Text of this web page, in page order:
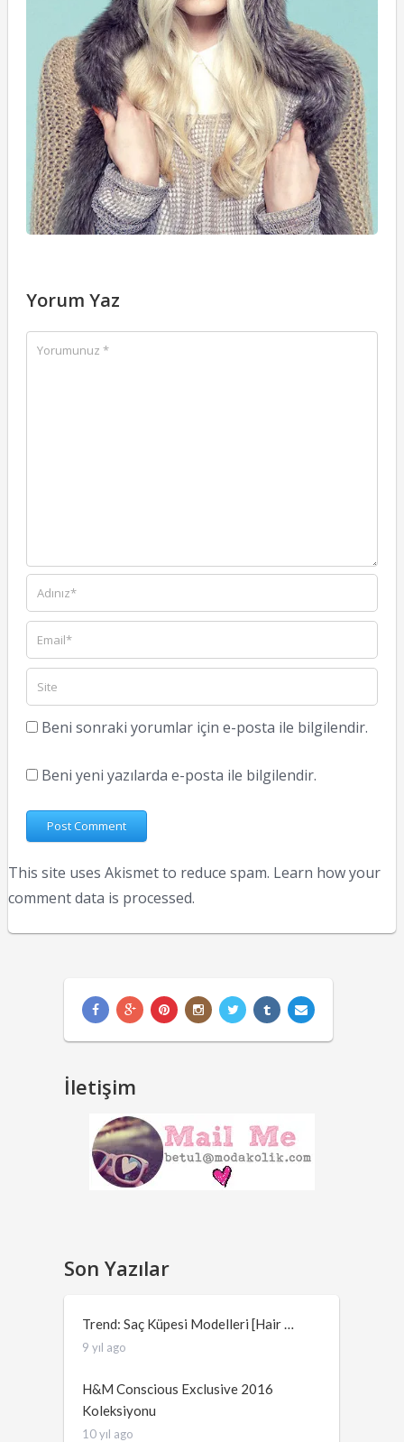
Yorum Yaz
Beni sonraki yorumlar için e-posta ile bilgilendir.
Beni yeni yazılarda e-posta ile bilgilendir.
This site uses Akismet to reduce spam. Learn how your
comment data is processed.
İletişim
Son Yazılar
Trend: Saç Küpesi Modelleri [Hair …
9 yıl ago
H&M Conscious Exclusive 2016
Koleksiyonu
10 yıl ago